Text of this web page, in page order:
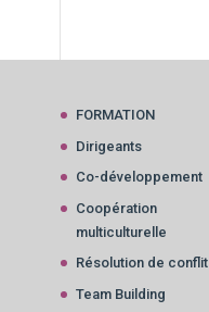
FORMATION
Dirigeants
Co-développement
Coopération
multiculturelle
Résolution de conflit
Team Building